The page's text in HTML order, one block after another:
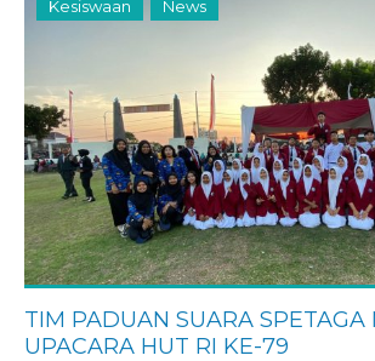
Kesiswaan News
TIM PADUAN SUARA SPETAGA
UPACARA HUT RI KE-79